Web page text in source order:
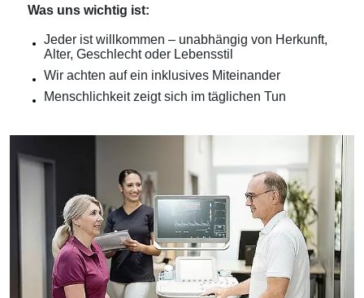
Was uns wichtig ist:
Jeder ist willkommen – unabhängig von Herkunft,
Alter, Geschlecht oder Lebensstil
Wir achten auf ein inklusives Miteinander
Menschlichkeit zeigt sich im täglichen Tun